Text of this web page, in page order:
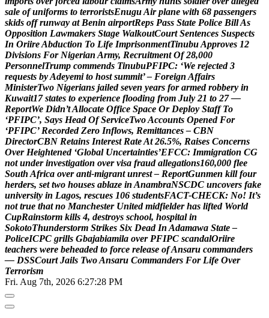
sale of uniforms to terroristsEnuguAir plane with 68 passengers
skids off runway at Benin airportReps Pass State Police BillAs
Opposition Lawmakers Stage WalkoutCourt Sentences Suspects
In OriireAbduction To Life ImprisonmentTinubuApproves 12
Divisions For Nigerian Army, Recruitment Of 28,000
PersonnelTrump commends TinubuPFIPC: ‘We rejected 3
requests byAdeyemi to host summit’ – Foreign Affairs
MinisterTwo Nigerians jailed seven years for armed robbery in
Kuwait17 states to experience flooding from July 21 to 27 —
ReportWe Didn’tAllocate Office Space Or Deploy Staff To
‘PFIPC’, Says Head Of ServiceTwoAccounts Opened For
‘PFIPC’ Recorded Zero Inflows, Remittances – CBN
DirectorCBN Retains Interest RateAt 26.5%, Raises Concerns
Over Heightened ‘Global Uncertainties’EFCC: Immigration CG
not under investigation over visa fraud allegations160,000 flee
South Africa over anti-migrant unrest – ReportGunmen kill four
herders, set two houses ablaze in AnambraNSCDC uncovers fake
university in Lagos, rescues 106 studentsFACT-CHECK: No! It’s
not true that no Manchester United midfielder has lifted World
CupRainstorm kills 4, destroys school, hospital in
SokotoThunderstorm Strikes Six Dead In Adamawa State –
PoliceICPC grills Gbajabiamila over PFIPC scandalOriire
teachers were beheaded to force release ofAnsaru commanders
— DSSCourt Jails TwoAnsaru Commanders For Life Over
Terrorism
Fri. Aug 7th, 2026 6:27:29 PM